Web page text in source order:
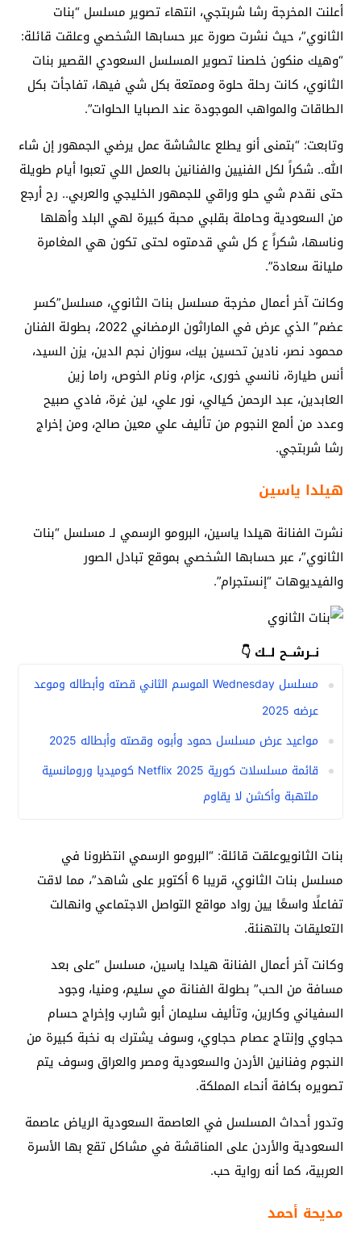
أعلنت المخرجة رشا شربتجي، انتهاء تصوير مسلسل “بنات
الثانوي”، حيث نشرت صورة عبر حسابها الشخصي وعلقت قائلة:
“وهيك منكون خلصنا تصوير المسلسل السعودي القصير بنات
الثانوي، كانت رحلة حلوة وممتعة بكل شي فيها، تفاجأت بكل
الطاقات والمواهب الموجودة عند الصبايا الحلوات”.
وتابعت: “بتمنى أنو يطلع عالشاشة عمل يرضي الجمهور إن شاء
الله.. شكراً لكل الفنيين والفنانين بالعمل اللي تعبوا أيام طويلة
حتى نقدم شي حلو وراقي للجمهور الخليجي والعربي.. رح أرجع
من السعودية وحاملة بقلبي محبة كبيرة لهي البلد وأهلها
وناسها، شكراً ع كل شي قدمتوه لحتى تكون هي المغامرة
مليانة سعادة”.
وكانت آخر أعمال مخرجة مسلسل بنات الثانوي، مسلسل”كسر
عضم” الذي عرض في الماراثون الرمضاني 2022، بطولة الفنان
محمود نصر، نادين تحسين بيك، سوزان نجم الدین، يزن السيد،
أنس طيارة، نانسي خورى، عزام، ونام الخوص، راما زين
العابدين، عبد الرحمن كيالي، نور علي، لين غرة، فادي صبيح
وعدد من ألمع النجوم من تأليف علي معين صالح، ومن إخراج
رشا شربتجي.
هيلدا ياسين
نشرت الفنانة هيلدا ياسين، البرومو الرسمي لـ مسلسل “بنات
الثانوي”، عبر حسابها الشخصي بموقع تبادل الصور
والفيديوهات “إنستجرام”.
نــرشــح لــك 👇
مسلسل Wednesday الموسم الثاني قصته وأبطاله وموعد
عرضه 2025
مواعيد عرض مسلسل حمود وأبوه وقصته وأبطاله 2025
قائمة مسلسلات كورية 2025 Netflix كوميديا ورومانسية
ملتهبة وأكشن لا يقاوم
بنات الثانويوعلقت قائلة: “البرومو الرسمي انتظرونا في
مسلسل بنات الثانوي، قريبا 6 أكتوبر على شاهد”، مما لاقت
تفاعلًا واسعًا يين رواد مواقع التواصل الاجتماعي وانهالت
التعليقات بالتهنئة.
وكانت آخر أعمال الفنانة هيلدا ياسين، مسلسل “على بعد
مسافة من الحب” بطولة الفنانة مي سليم، ومنيا، وجود
السفياني وكارين، وتأليف سليمان أبو شارب وإخراج حسام
حجاوي وإنتاج عصام حجاوي، وسوف يشترك به نخبة كبيرة من
النجوم وفنانين الأردن والسعودية ومصر والعراق وسوف يتم
تصويره بكافة أنحاء المملكة.
وتدور أحداث المسلسل في العاصمة السعودية الرياض عاصمة
السعودية والأردن على المناقشة في مشاكل تقع بها الأسرة
العربية، كما أنه رواية حب.
مديحة أحمد